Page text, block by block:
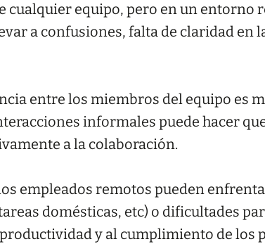
cualquier equipo, pero en un entorno
a confusiones, falta de claridad en
entre los miembros del equipo es
informales puede hacer
a la colaboración.
empleados remotos pueden
domésticas, etc) o dificultades
y al cumplimiento de los